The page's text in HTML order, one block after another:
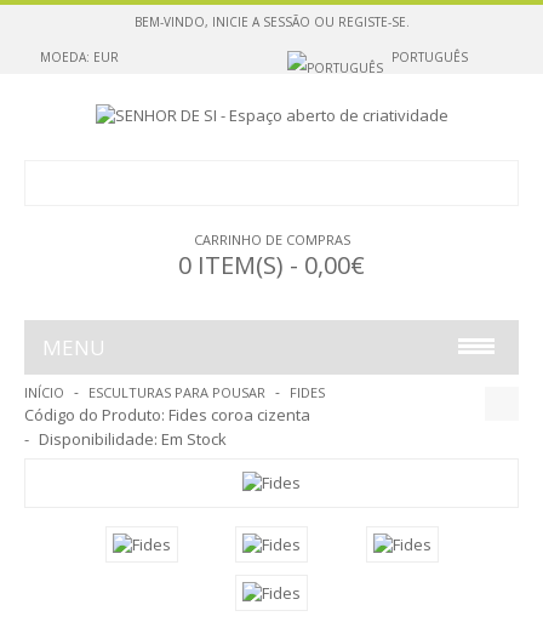
BEM-VINDO, INICIE A SESSÃO OU REGISTE-SE.
MOEDA: EUR PORTUGUÊS
CARRINHO DE COMPRAS
0 ITEM(S) - 0,00€
MENU
ESCULTURAS PARA SUSPENDER
ESCULTURAS PARA POUSAR
INÍCIO ESCULTURAS PARA POUSAR FIDES
Código do Produto: Fides coroa cizenta
Disponibilidade: Em Stock